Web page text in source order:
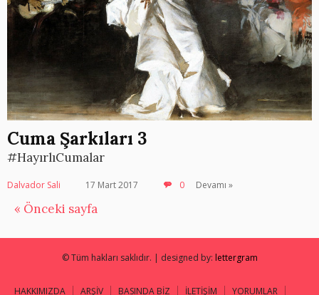
Cuma Şarkıları 3
#HayırlıCumalar
Dalvador Sali 17 Mart 2017 0 Devamı »
« Önceki sayfa
© Tüm hakları saklıdır. | designed by: lettergram
HAKKIMIZDA ARŞİV BASINDA BİZ İLETİŞİM YORUMLAR